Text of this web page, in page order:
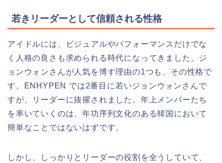
若きリーダーとして信頼される性格
アイドルには、ビジュアルやパフォーマンスだけでな
く人格の良さも求められる時代になってきました。ジ
ョンウォンさんが人気を博す理由の1つも、その性格で
す。ENHYPEN では2番目に若いジョンウォンさんで
すが、リーダーに抜擢されました。年上メンバーたち
を率いていくのは、年功序列文化のある韓国において
簡単なことではないはずです。
しかし、しっかりとリーダーの役割を全うしていて、